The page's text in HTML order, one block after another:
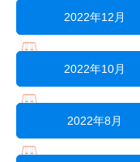
2022年12月
2022年10月
2022年8月